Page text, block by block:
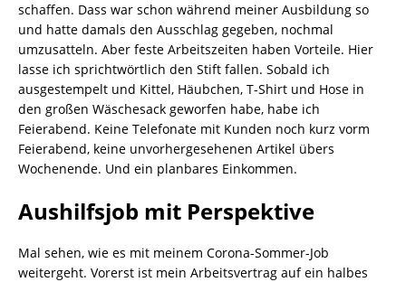
schaffen. Dass war schon während meiner Ausbildung so
und hatte damals den Ausschlag gegeben, nochmal
umzusatteln. Aber feste Arbeitszeiten haben Vorteile. Hier
lasse ich sprichtwörtlich den Stift fallen. Sobald ich
ausgestempelt und Kittel, Häubchen, T-Shirt und Hose in
den großen Wäschesack geworfen habe, habe ich
Feierabend. Keine Telefonate mit Kunden noch kurz vorm
Feierabend, keine unvorhergesehenen Artikel übers
Wochenende. Und ein planbares Einkommen.
Aushilfsjob mit Perspektive
Mal sehen, wie es mit meinem Corona-Sommer-Job
weitergeht. Vorerst ist mein Arbeitsvertrag auf ein halbes